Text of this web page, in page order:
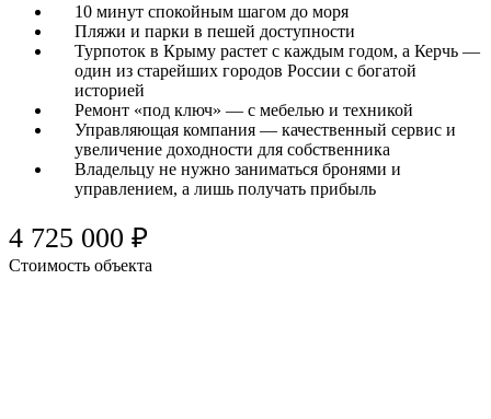
10 минут спокойным шагом до моря
Пляжи и парки в пешей доступности
Турпоток в Крыму растет с каждым годом, а Керчь —
один из старейших городов России с богатой
историей
Ремонт «под ключ» — с мебелью и техникой
Управляющая компания — качественный сервис и
увеличение доходности для собственника
Владельцу не нужно заниматься бронями и
управлением, а лишь получать прибыль
4 725 000 ₽
Стоимость объекта